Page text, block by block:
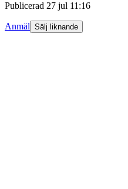
Publicerad 27 jul 11:16
Anmäl Sälj liknande